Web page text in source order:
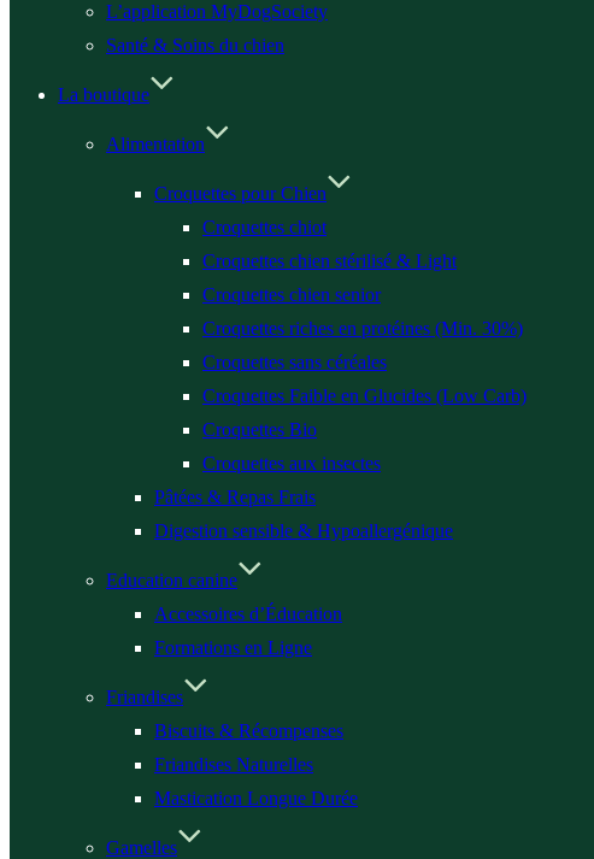
L’application MyDogSociety
Santé & Soins du chien
La boutique
Alimentation
Croquettes pour Chien
Croquettes chiot
Croquettes chien stérilisé & Light
Croquettes chien senior
Croquettes riches en protéines (Min. 30%)
Croquettes sans céréales
Croquettes Faible en Glucides (Low Carb)
Croquettes Bio
Croquettes aux insectes
Pâtées & Repas Frais
Digestion sensible & Hypoallergénique
Education canine
Accessoires d’Éducation
Formations en Ligne
Friandises
Biscuits & Récompenses
Friandises Naturelles
Mastication Longue Durée
Gamelles